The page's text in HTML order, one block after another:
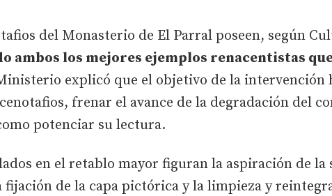
del Monasterio de El Parral poseen, según
los mejores ejemplos renacentistas que
explicó que el objetivo de la intervención
frenar el avance de la degradación del
potenciar su lectura.
en el retablo mayor figuran la aspiración de la
fijación de la capa pictórica y la limpieza y